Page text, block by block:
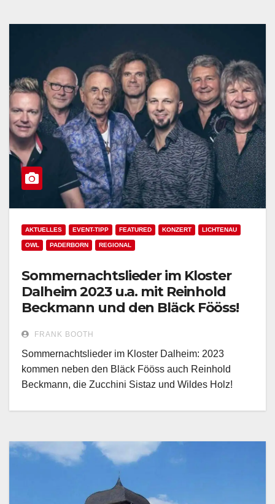
AKTUELLES EVENT-TIPP FEATURED KONZERT LICHTENAU
OWL PADERBORN REGIONAL
Sommernachtslieder im Kloster
Dalheim 2023 u.a. mit Reinhold
Beckmann und den Bläck Fööss!
FRANK BOOTH
Sommernachtslieder im Kloster Dalheim: 2023
kommen neben den Bläck Fööss auch Reinhold
Beckmann, die Zucchini Sistaz und Wildes Holz!